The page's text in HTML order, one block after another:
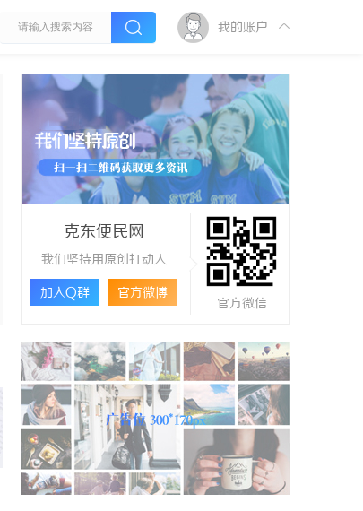
我的账户
克东便民网
我们坚持用原创打动人
加入Q群 官方微博
官方微信